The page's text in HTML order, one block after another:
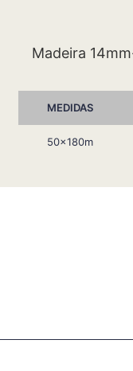
Madeira
MEDIDAS
50x180m